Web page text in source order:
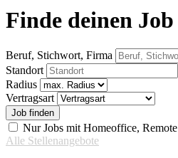
Finde deinen
Beruf, Stichwort, Firma
Standort
Radius
Vertragsart
Nur Jobs mit Homeoffice,
Alle Stellenangebote